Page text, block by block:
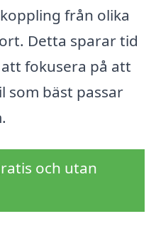
från olika
Detta sparar tid
fokusera på att
som bäst passar
och utan